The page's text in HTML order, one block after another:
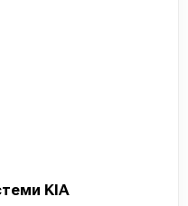
KIA